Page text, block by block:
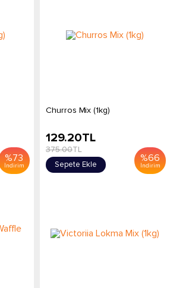
%73
İndirim
Churros Mix (1kg)
%66
İndirim
129.20TL
375.00TL
Sepete Ekle